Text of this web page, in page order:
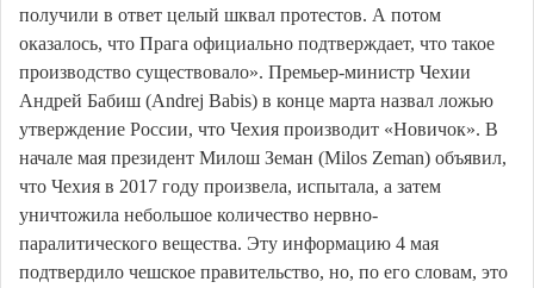
получили в ответ целый шквал протестов. А потом
оказалось, что Прага официально подтверждает, что такое
производство существовало». Премьер-министр Чехии
Андрей Бабиш (Andrej Babis) в конце марта назвал ложью
утверждение России, что Чехия производит «Новичок». В
начале мая президент Милош Земан (Milos Zeman) объявил,
что Чехия в 2017 году произвела, испытала, а затем
уничтожила небольшое количество нервно-
паралитического вещества. Эту информацию 4 мая
подтвердило чешское правительство, но, по его словам, это